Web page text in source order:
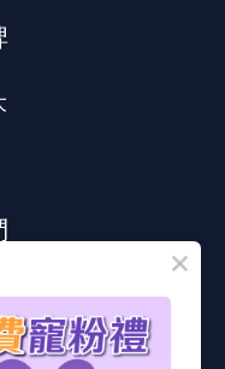
日除外)